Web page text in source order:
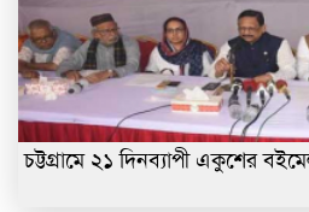
চট্টগ্রামে ২১ দিনব্যাপী একুশের